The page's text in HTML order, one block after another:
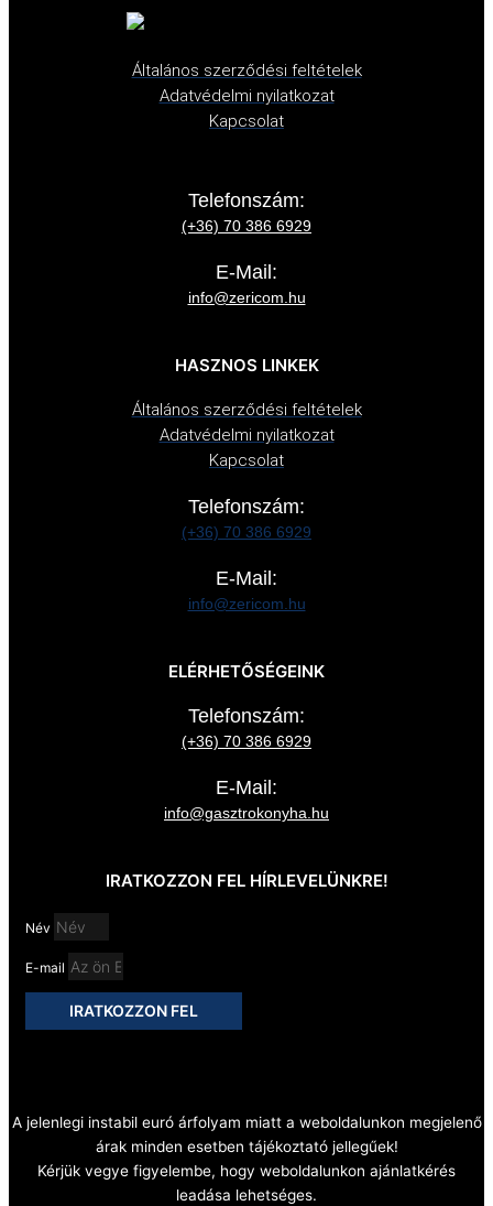
Általános szerződési feltételek
Adatvédelmi nyilatkozat
Kapcsolat
Telefonszám:
(+36) 70 386 6929
E-Mail:
info@zericom.hu
HASZNOS LINKEK
Általános szerződési feltételek
Adatvédelmi nyilatkozat
Kapcsolat
Telefonszám:
(+36) 70 386 6929
E-Mail:
info@zericom.hu
ELÉRHETŐSÉGEINK
Telefonszám:
(+36) 70 386 6929
E-Mail:
info@gasztrokonyha.hu
IRATKOZZON FEL HÍRLEVELÜNKRE!
Név
E-mail
IRATKOZZON FEL
A jelenlegi instabil euró árfolyam miatt a weboldalunkon megjelenő
árak minden esetben tájékoztató jellegűek!
Kérjük vegye figyelembe, hogy weboldalunkon ajánlatkérés
leadása lehetséges.